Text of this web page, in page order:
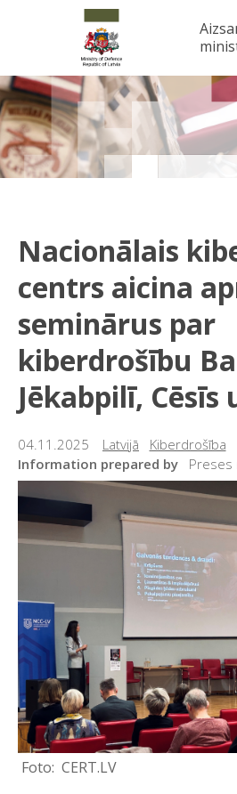
Nacionālais
centrs aicina
seminārus par
kiberdrošību
Jēkabpilī, Cēsīs
04.11.2025 Latvijā
Kiberdrošība
Information prepared by
Preses
CERT.LV